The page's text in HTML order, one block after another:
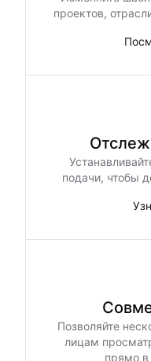
проектов,
подачи, чтобы
Позволяйте
лицам
прямо